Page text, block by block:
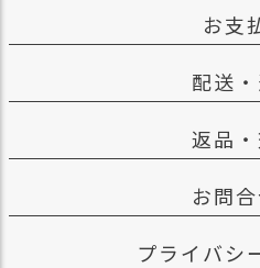
お支
配送
返品
お問
プライバシ